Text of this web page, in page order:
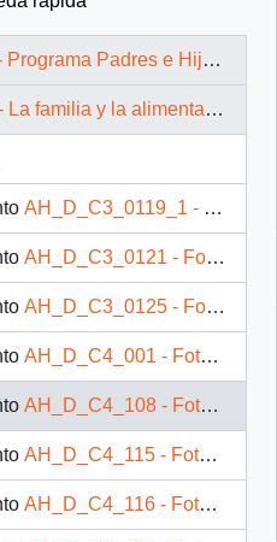
Padres e Hijos: fotografías de Juan Maino
La familia y la alimentación
AH_D_C3_0119_1 - Fotografía: Alimentando a niño
AH_D_C3_0121 - Fotografía: La familia comiendo
AH_D_C3_0125 - Fotografía: Niño comiendo pan
AH_D_C4_001 - Fotografía: Niña preparando comida
AH_D_C4_108 - Fotografía: Niña comiendo pan y tomando leche
AH_D_C4_115 - Fotografía: Alimentando a niño
AH_D_C4_116 - Fotografía: Niña y mujer preparando comida